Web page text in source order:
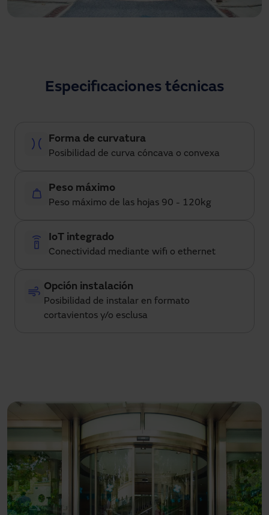
Especificaciones técnicas
Forma de curvatura
Posibilidad de curva cóncava o convexa
Peso máximo
Peso máximo de las hojas 90 - 120kg
IoT integrado
Conectividad mediante wifi o ethernet
Opción instalación
Posibilidad de instalar en formato
cortavientos y/o esclusa